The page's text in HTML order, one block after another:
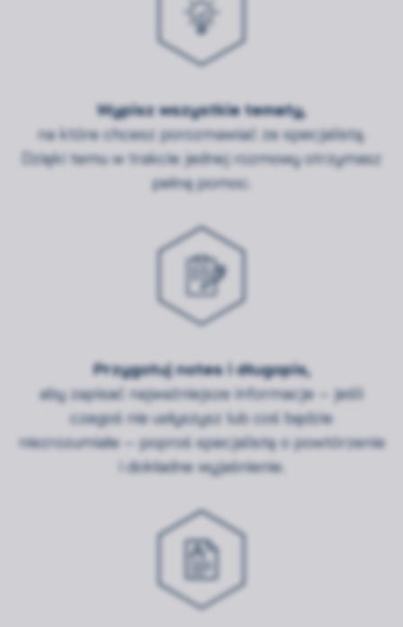
Wypisz wszystkie tematy,
na które chcesz porozmawiać ze specjalistą.
Dzięki temu w trakcie jednej rozmowy otrzymasz
pełną pomoc.
Przygotuj notes i długopis,
aby zapisać najważniejsze informacje – jeśli
czegoś nie usłyszysz lub coś będzie
niezrozumiałe – poproś specjalistę o powtórzenie
i dokładne wyjaśnienie.